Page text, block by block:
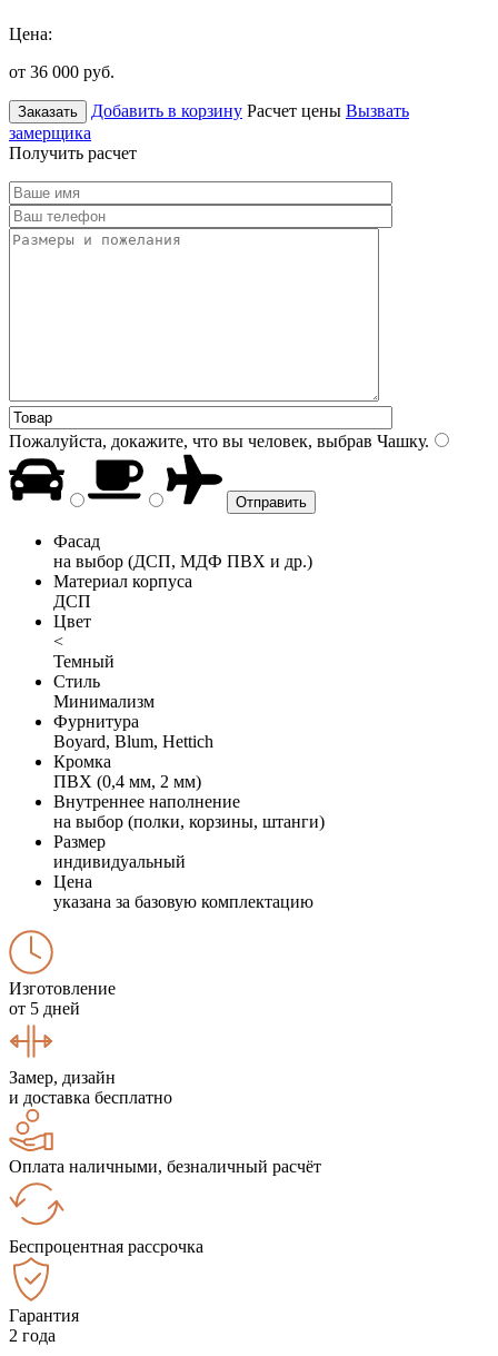
Цена:
от 36 000 руб.
Заказать Добавить в корзину Расчет цены Вызвать
замерщика
Получить расчет
Пожалуйста, докажите, что вы человек, выбрав Чашку.
Фасад
на выбор (ДСП, МДФ ПВХ и др.)
Материал корпуса
ДСП
Цвет
<
Темный
Стиль
Минимализм
Фурнитура
Boyard, Blum, Hettich
Кромка
ПВХ (0,4 мм, 2 мм)
Внутреннее наполнение
на выбор (полки, корзины, штанги)
Размер
индивидуальный
Цена
указана за базовую комплектацию
Изготовление
от 5 дней
Замер, дизайн
и доставка бесплатно
Оплата наличными, безналичный расчёт
Беспроцентная рассрочка
Гарантия
2 года